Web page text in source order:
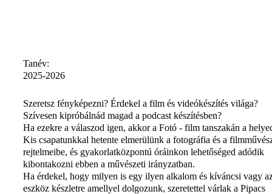
Tanév:
2025-2026
Szeretsz fényképezni? Érdekel a film és videókészítés világa?
Szívesen kipróbálnád magad a podcast készítésben?
Ha ezekre a válaszod igen, akkor a Fotó - film tanszakán a
Kis csapatunkkal hetente elmerülünk a fotográfia és a
rejtelmeibe, és gyakorlatközpontú óráinkon lehetőséged adódik
kibontakozni ebben a művészeti irányzatban.
Ha érdekel, hogy milyen is egy ilyen alkalom és kíváncsi vagy
eszköz készletre amellyel dolgozunk, szeretettel várlak a Pipacs